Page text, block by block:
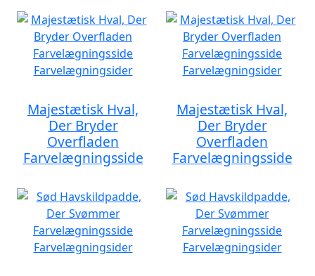
Majestætisk Hval,
Der Bryder
Overfladen
Farvelægningsside
Majestætisk Hval,
Der Bryder
Overfladen
Farvelægningsside